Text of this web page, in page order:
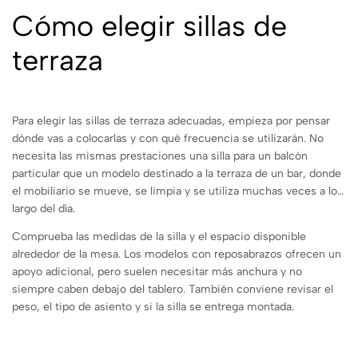
Cómo elegir sillas de
terraza
Para elegir las sillas de terraza adecuadas, empieza por pensar
dónde vas a colocarlas y con qué frecuencia se utilizarán. No
necesita las mismas prestaciones una silla para un balcón
particular que un modelo destinado a la terraza de un bar, donde
el mobiliario se mueve, se limpia y se utiliza muchas veces a lo
largo del día.
Comprueba las medidas de la silla y el espacio disponible
alrededor de la mesa. Los modelos con reposabrazos ofrecen un
apoyo adicional, pero suelen necesitar más anchura y no
siempre caben debajo del tablero. También conviene revisar el
peso, el tipo de asiento y si la silla se entrega montada.